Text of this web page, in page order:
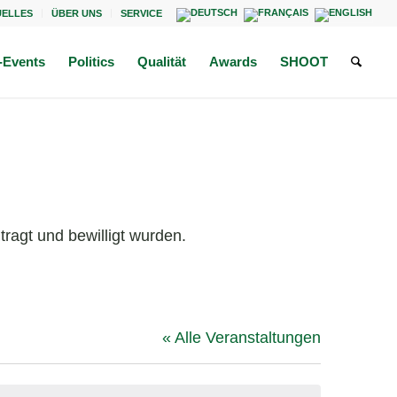
ÜBER UNS SERVICE
Events Politics Qualität Awards SHOOT
und bewilligt wurden.
« Alle Veranstaltungen